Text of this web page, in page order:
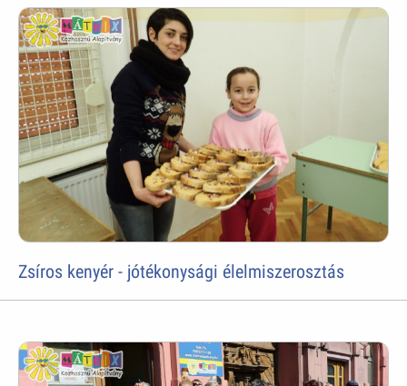
Zsíros kenyér - jótékonysági élelmiszerosztás